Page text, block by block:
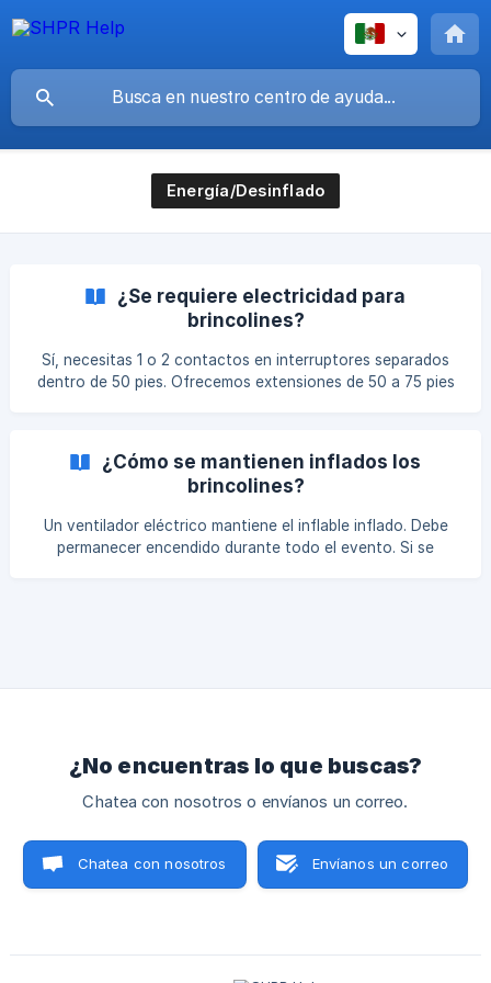
Energía/Desinflado
¿Se requiere electricidad para
brincolines?
Sí, necesitas 1 o 2 contactos en interruptores separados
dentro de 50 pies. Ofrecemos extensiones de 50 a 75 pies
¿Cómo se mantienen inflados los
brincolines?
Un ventilador eléctrico mantiene el inflable inflado. Debe
permanecer encendido durante todo el evento. Si se
¿No encuentras lo que buscas?
Chatea con nosotros o envíanos un correo.
Chatea con nosotros Envíanos un correo